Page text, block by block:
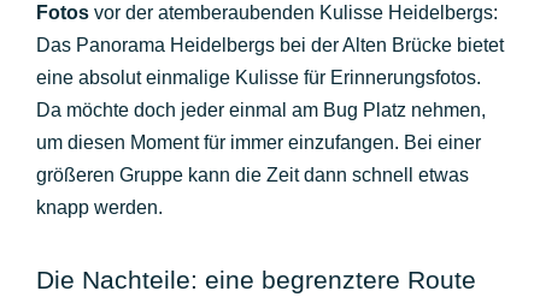
Fotos vor der atemberaubenden Kulisse Heidelbergs:
Das Panorama Heidelbergs bei der Alten Brücke bietet
eine absolut einmalige Kulisse für Erinnerungsfotos.
Da möchte doch jeder einmal am Bug Platz nehmen,
um diesen Moment für immer einzufangen. Bei einer
größeren Gruppe kann die Zeit dann schnell etwas
knapp werden.
Die Nachteile: eine begrenztere Route